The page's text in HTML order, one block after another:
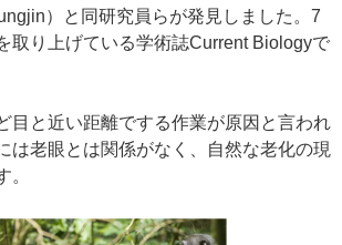
）と同研究員らが発見しました。7
取り上げている学術誌Current Biologyで
目と近い距離でする作業が原因と言われ
は老眼とは関係がなく、自然な老化の現
。